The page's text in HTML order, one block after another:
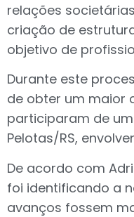
relações
criação de
objetivo de
Durante este
de obter um maior
participaram de
Pelotas/RS,
De acordo com
foi identificando a
avanços fossem